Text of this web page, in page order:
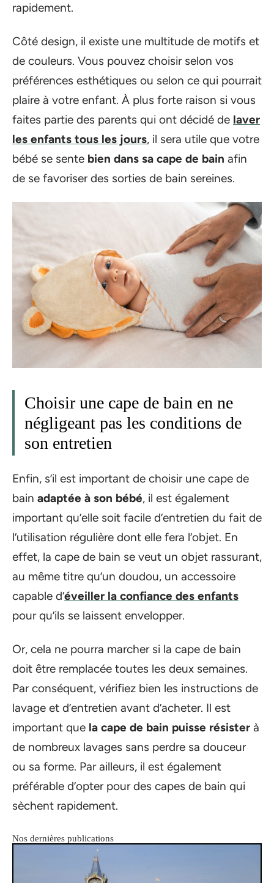
rapidement.
Côté design, il existe une multitude de motifs et
de couleurs. Vous pouvez choisir selon vos
préférences esthétiques ou selon ce qui pourrait
plaire à votre enfant. À plus forte raison si vous
faites partie des parents qui ont décidé de laver
les enfants tous les jours, il sera utile que votre
bébé se sente bien dans sa cape de bain afin
de se favoriser des sorties de bain sereines.
Choisir une cape de bain en ne
négligeant pas les conditions de
son entretien
Enfin, s’il est important de choisir une cape de
bain adaptée à son bébé, il est également
important qu’elle soit facile d’entretien du fait de
l’utilisation régulière dont elle fera l’objet. En
effet, la cape de bain se veut un objet rassurant,
au même titre qu’un doudou, un accessoire
capable d’éveiller la confiance des enfants
pour qu’ils se laissent envelopper.
Or, cela ne pourra marcher si la cape de bain
doit être remplacée toutes les deux semaines.
Par conséquent, vérifiez bien les instructions de
lavage et d’entretien avant d’acheter. Il est
important que la cape de bain puisse résister à
de nombreux lavages sans perdre sa douceur
ou sa forme. Par ailleurs, il est également
préférable d’opter pour des capes de bain qui
sèchent rapidement.
Nos dernières publications